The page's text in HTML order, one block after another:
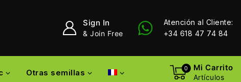
Sign In
& Join Free
Atención al Cliente:
+34 618 47 74 84
Otras semillas 0 Mi Carrito
Artículos